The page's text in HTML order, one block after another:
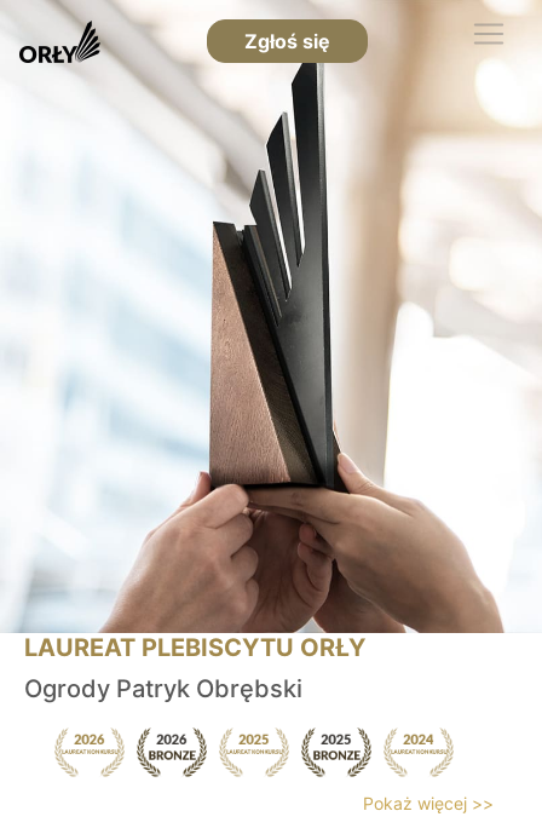
Zgłoś się
LAUREAT PLEBISCYTU ORŁY
Ogrody Patryk Obrębski
Pokaż więcej >>